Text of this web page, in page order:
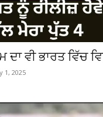
ਦਾ ਵੀ ਭਾਰਤ ਵਿੱਚ
1, 2025